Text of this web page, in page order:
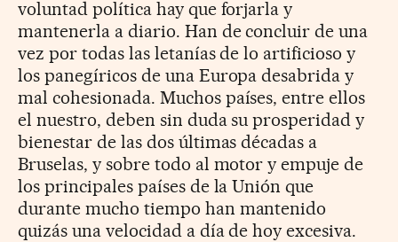
voluntad política hay que forjarla y
mantenerla a diario. Han de concluir de una
vez por todas las letanías de lo artificioso y
los panegíricos de una Europa desabrida y
mal cohesionada. Muchos países, entre ellos
el nuestro, deben sin duda su prosperidad y
bienestar de las dos últimas décadas a
Bruselas, y sobre todo al motor y empuje de
los principales países de la Unión que
durante mucho tiempo han mantenido
quizás una velocidad a día de hoy excesiva.